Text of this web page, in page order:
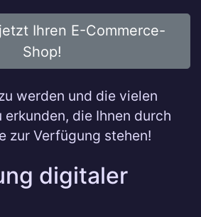
Ihren E-Commerce-
Shop!
werden und die vielen
die Ihnen durch
zur Verfügung stehen!
digitaler